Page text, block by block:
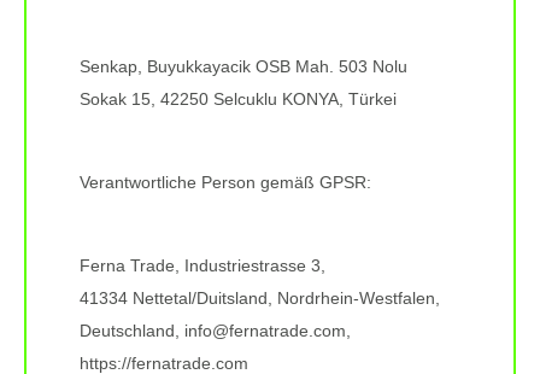
Senkap, Buyukkayacik OSB Mah. 503 Nolu
Sokak 15, 42250 Selcuklu KONYA, Türkei
Verantwortliche Person gemäß GPSR:
Ferna Trade, Industriestrasse 3,
41334 Nettetal/Duitsland, Nordrhein-Westfalen,
Deutschland, info@fernatrade.com,
https://fernatrade.com